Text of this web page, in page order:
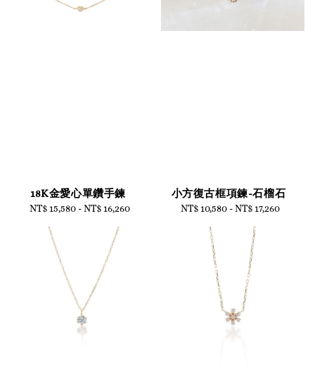
18K金愛心單鑽手鍊
Regular
NT$ 15,580-NT$ 16,260
小方復古框項鍊-石榴石
Regular
NT$ 10,580-NT$ 17,260